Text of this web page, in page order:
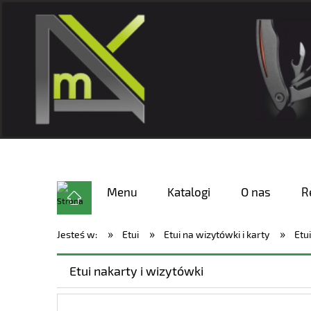
Menu Katalogi O nas
Jesteś w: » Etui » Etui na wizytówki i karty »
Etui nakarty i wizytówki